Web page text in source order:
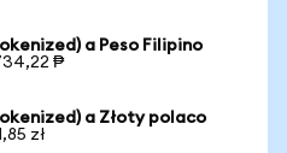
a Peso Filipino
₱
a Złoty polaco
zł